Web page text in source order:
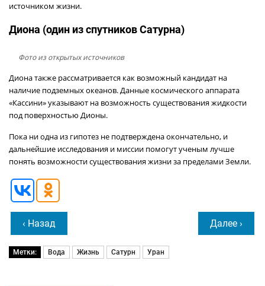
источником жизни.
Диона (один из спутников Сатурна)
Фото из открытых источников
Диона также рассматривается как возможный кандидат на
наличие подземных океанов. Данные космического аппарата
«Кассини» указывают на возможность существования жидкости
под поверхностью Дионы.
Пока ни одна из гипотез не подтверждена окончательно, и
дальнейшие исследования и миссии помогут ученым лучше
понять возможности существования жизни за пределами Земли.
‹ Назад Далее ›
Метки: Вода Жизнь Сатурн Уран